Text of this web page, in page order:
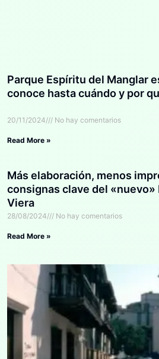
Parque Espíritu del Manglar
conoce hasta cuándo y por
20/11/2024 No hay comentarios
Read More »
Más elaboración, menos
consignas clave del «nuevo»
Viera
28/08/2024 No hay comentarios
Read More »